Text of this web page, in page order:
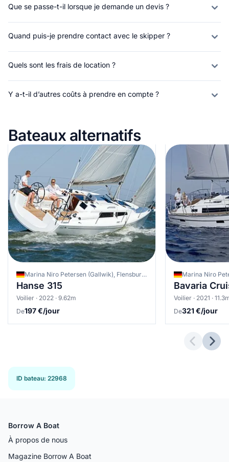
Que se passe-t-il lorsque je demande un devis ?
Quand puis-je prendre contact avec le skipper ?
Quels sont les frais de location ?
Y a-t-il d’autres coûts à prendre en compte ?
Bateaux alternatifs
Marina Niro Petersen (Gallwik), Flensburg, Allemagne
Hanse 315
Voilier · 2022 · 9.62m
De197 €/jour
Bavaria
Voilier · 2021 ·
De321 €/jour
ID bateau: 22968
Borrow A Boat
À propos de nous
Magazine Borrow A Boat